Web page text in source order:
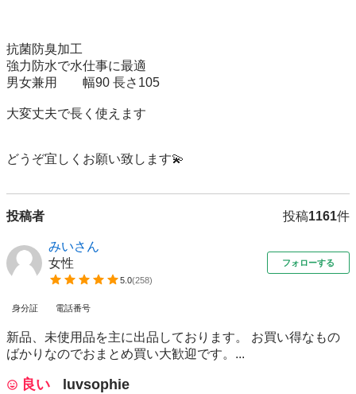
抗菌防臭加工
強力防水で水仕事に最適
男女兼用　　幅90 長さ105
大変丈夫で長く使えます
どうぞ宜しくお願い致します💫
投稿者 投稿1161件
みいさん
女性
5.0(258)
フォローする
身分証 電話番号
新品、未使用品を主に出品しております。 お買い得なもの
ばかりなのでおまとめ買い大歓迎です。...
良い luvsophie